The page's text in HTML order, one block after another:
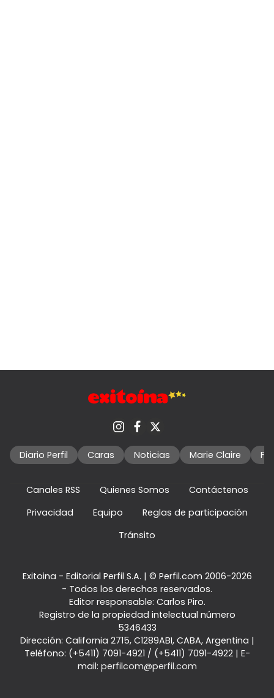
Diario Perfil Caras Noticias Marie Claire
Canales RSS Quienes Somos
Contáctenos
Privacidad
Equipo
Reglas de participación
Tránsito
Exitoina - Editorial Perfil S.A. | © Perfil.com 2006-2026
- Todos los derechos reservados.
Editor responsable: Carlos Piro.
Registro de la propiedad intelectual número
5346433
Dirección: California 2715, C1289ABI, CABA, Argentina |
Teléfono: (+5411) 7091-4921 / (+5411) 7091-4922| E-
mail: perfilcom@perfil.com